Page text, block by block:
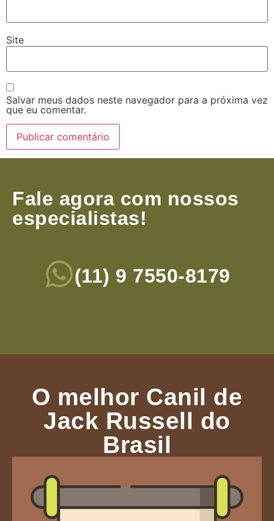
Site
Salvar meus dados neste navegador para a próxima vez
que eu comentar.
Fale agora com nossos
especialistas!
(11) 9 7550-8179
O melhor Canil de
Jack Russell do
Brasil